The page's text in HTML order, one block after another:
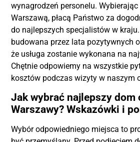
wynagrodzeń personelu.
Warszawą, płacą Państwo za
do najlepszych specjalistów w
budowana przez lata pozytywnych
że usługa zostanie wykonana na
Chętnie odpowiemy na wszystkie
kosztów podczas wizyty w naszym
Jak wybrać najlepszy
Warszawy? Wskazówki i
Wybór odpowiedniego miejsca to